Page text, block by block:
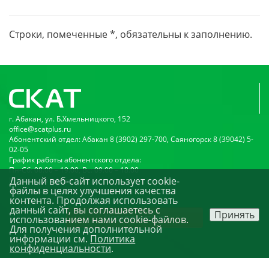
Строки, помеченные *, обязательны к заполнению.
г. Абакан, ул. Б.Хмельницкого, 152
office@scatplus.ru
Абонентский отдел: Абакан 8 (3902) 297-700, Саяногорск 8 (39042) 5-
02-05
График работы абонентского отдела:
Пн-Сб: 08:00 – 19:00, Вс: 09:00 – 18:00
Публичная оферта
Политика конфиденциальности
Подключиться
© ООО «НПО «Скат». 2026
Данный веб-сайт использует cookie-
файлы в целях улучшения качества
контента. Продолжая использовать
данный сайт, вы соглашаетесь с
использованием нами cookie-файлов.
Для получения дополнительной
информации см.Политика
конфиденциальности.
Принять